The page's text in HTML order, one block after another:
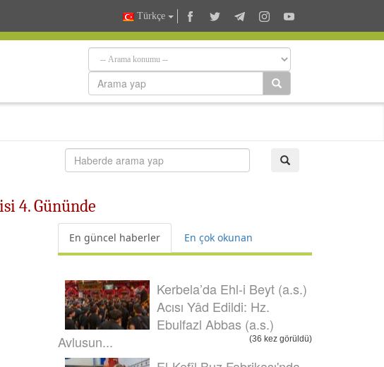
Türkçe
4. Gününde
En güncel haberler En çok okunan
Kerbela’da Ehl-i Beyt (a.s.)
Acısı Yâd Edildi: Hz.
Ebulfazl Abbas (a.s.)
Avlusun...
(36 kez görüldü)